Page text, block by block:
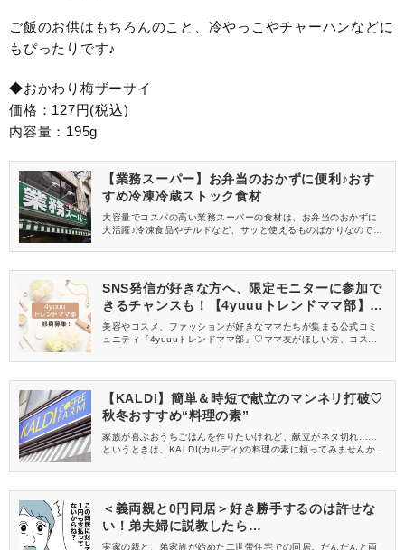
ご飯のお供はもちろんのこと、冷やっこやチャーハンなどに
もぴったりです♪
◆おかわり梅ザーサイ
価格：127円(税込)
内容量：195g
【業務スーパー】お弁当のおかずに便利♪おす
すめ冷凍冷蔵ストック食材
大容量でコスパの高い業務スーパーの食材は、お弁当のおかずに
大活躍♪冷凍食品やチルドなど、サッと使えるものばかりなので、
て、どれがいいか迷ってしまう方必見！ストックしておきたいお
SNS発信が好きな方へ、限定モニターに参加で
きるチャンスも！【4yuuuトレンドママ部】部
員募集中
美容やコスメ、ファッションが好きなママたちが集まる公式コミ
ュニティ『4yuuuトレンドママ部』♡ママ友がほしい方、コスメサ
信してくれる方を募集しています！
【KALDI】簡単＆時短で献立のマンネリ打破♡
秋冬おすすめ“料理の素”
家族が喜ぶおうちごはんを作りたいけれど、献立がネタ切れ……
というときは、KALDI(カルディ)の料理の素に頼ってみませんか？
ェックしてみてくださいね。
＜義両親と0円同居＞好き勝手するのは許せな
い！弟夫婦に説教したら…
実家の親と、弟家族が始めた二世帯住宅での同居。だんだんと両